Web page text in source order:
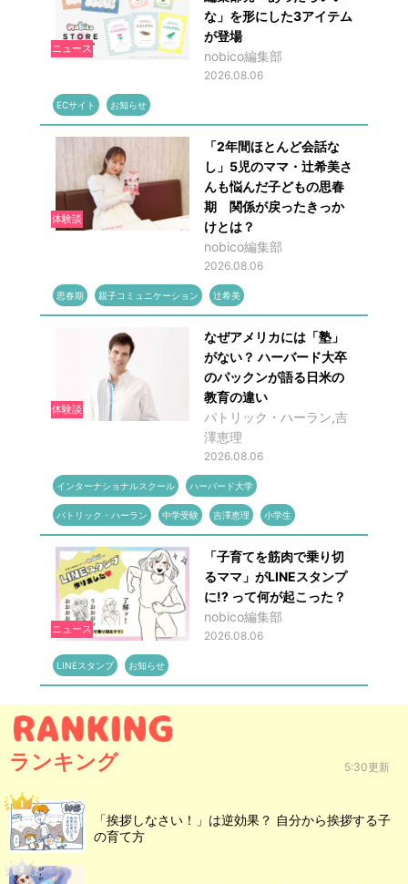
ニュース
な」を形にした3アイテム
が登場
nobico編集部
2026.08.06
ECサイト お知らせ
体験談
「2年間ほとんど会話な
し」5児のママ・辻希美さ
んも悩んだ子どもの思春
期 関係が戻ったきっか
けとは？
nobico編集部
2026.08.06
思春期 親子コミュニケーション 辻希美
体験談
なぜアメリカには「塾」
がない？ ハーバード大卒
のパックンが語る日米の
教育の違い
パトリック・ハーラン,吉
澤恵理
2026.08.06
インターナショナルスクール ハーバード大学
パトリック・ハーラン 中学受験 吉澤恵理 小学生
ニュース
「子育てを筋肉で乗り切
るママ」がLINEスタンプ
に!? って何が起こった？
nobico編集部
2026.08.06
LINEスタンプ お知らせ
ランキング 5:30更新
「挨拶しなさい！」は逆効果？ 自分から挨拶する子
の育て方